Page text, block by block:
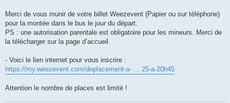
Merci de vous munir de votre billet Weezevent (Papier ou sur téléphone)
pour la montée dans le bus le jour du départ.
PS : une autorisation parentale est obligatoire pour les mineurs. Merci de
la télécharger sur la page d’accueil.
- Voici le lien internet pour vous inscrire :
https://my.weezevent.com/deplacement-a- ... 25-a-20h45
Attention le nombre de places est limité !